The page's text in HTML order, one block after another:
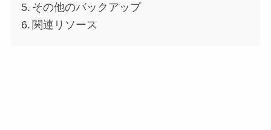
その他のバックアップ
関連リソース